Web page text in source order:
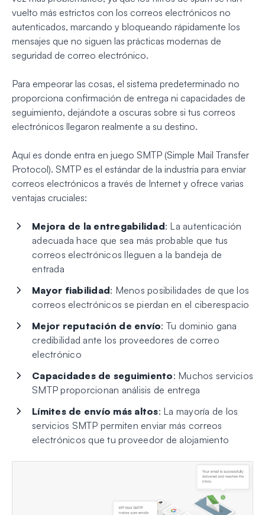
vuelto más estrictos con los correos electrónicos no
autenticados, marcando y bloqueando rápidamente los
mensajes que no siguen las prácticas modernas de
seguridad de correo electrónico.
Para empeorar las cosas, el sistema predeterminado no
proporciona confirmación de entrega ni capacidades de
seguimiento, dejándote a oscuras sobre si tus correos
electrónicos llegaron realmente a su destino.
Aquí es donde entra en juego SMTP (Simple Mail Transfer
Protocol). SMTP es el estándar de la industria para enviar
correos electrónicos a través de Internet y ofrece varias
ventajas cruciales:
Mejora de la entregabilidad: La autenticación
adecuada hace que sea más probable que tus
correos electrónicos lleguen a la bandeja de
entrada
Mayor fiabilidad: Menos posibilidades de que los
correos electrónicos se pierdan en el ciberespacio
Mejor reputación de envío: Tu dominio gana
credibilidad ante los proveedores de correo
electrónico
Capacidades de seguimiento: Muchos servicios
SMTP proporcionan análisis de entrega
Límites de envío más altos: La mayoría de los
servicios SMTP permiten enviar más correos
electrónicos que tu proveedor de alojamiento